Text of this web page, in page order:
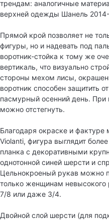
трендам: аналогичные
верхней одежды Шанель
Прямой крой позволяет не
фигуры, но и надевать под
воротник-стойка к тому же
вертикаль, что визуально
стороны мехом лисы,
воротник способен защитить
пасмурный осенний день.
можно отстегнуть.
Благодаря окраске и фактуре
Violanti, фигура выглядит
планка с декоративными
однотонной синей шерсти и
Цельнокроеный рукав можно
только женщинам невысокого
7/8 или даже 3/4.
Двойной слой шерсти (для